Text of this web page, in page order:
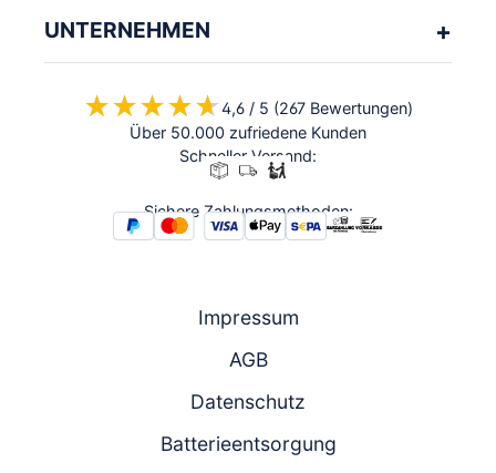
UNTERNEHMEN
★★★★★
★★★★★4,6 / 5 (267 Bewertungen)
Über 50.000 zufriedene Kunden
Schneller Versand:
Sichere Zahlungsmethoden:
Impressum
AGB
Datenschutz
Batterieentsorgung